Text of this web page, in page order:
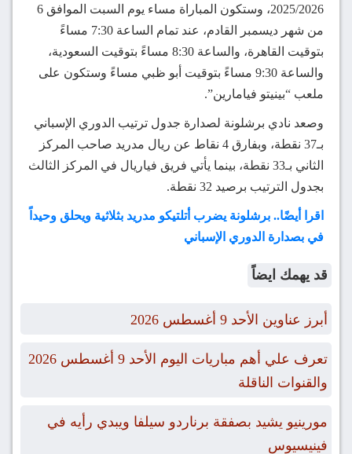
2025/2026، وستكون المباراة مساء يوم السبت الموافق 6
من شهر ديسمبر القادم، عند تمام الساعة 7:30 مساءً
بتوقيت القاهرة، والساعة 8:30 مساءً بتوقيت السعودية،
والساعة 9:30 مساءً بتوقيت أبو ظبي مساءً وستكون على
ملعب “بينيتو فيامارين”.
وصعد نادي برشلونة لصدارة جدول ترتيب الدوري الإسباني
بـ37 نقطة، وبفارق 4 نقاط عن ريال مدريد صاحب المركز
الثاني بـ33 نقطة، بينما يأتي فريق فياريال في المركز الثالث
بجدول الترتيب برصيد 32 نقطة.
اقرا أيضًا.. برشلونة يضرب أتلتيكو مدريد بثلاثية ويحلق وحيداً
في بصدارة الدوري الإسباني
قد يهمك ايضاً
أبرز عناوين الأحد 9 أغسطس 2026
تعرف علي أهم مباريات اليوم الأحد 9 أغسطس 2026
والقنوات الناقلة
مورينيو يشيد بصفقة برناردو سيلفا ويبدي رأيه في
فينيسيوس